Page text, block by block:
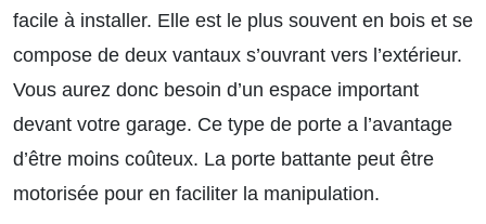
facile à installer. Elle est le plus souvent en bois et se
compose de deux vantaux s’ouvrant vers l’extérieur.
Vous aurez donc besoin d’un espace important
devant votre garage. Ce type de porte a l’avantage
d’être moins coûteux. La porte battante peut être
motorisée pour en faciliter la manipulation.